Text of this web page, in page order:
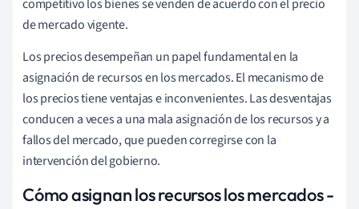
competitivo los bienes se venden de acuerdo con el precio
de mercado vigente.
Los precios desempeñan un papel fundamental en la
asignación de recursos en los mercados. El mecanismo de
los precios tiene ventajas e inconvenientes. Las desventajas
conducen a veces a una mala asignación de los recursos y a
fallos del mercado, que pueden corregirse con la
intervención del gobierno.
Cómo asignan los recursos los mercados -